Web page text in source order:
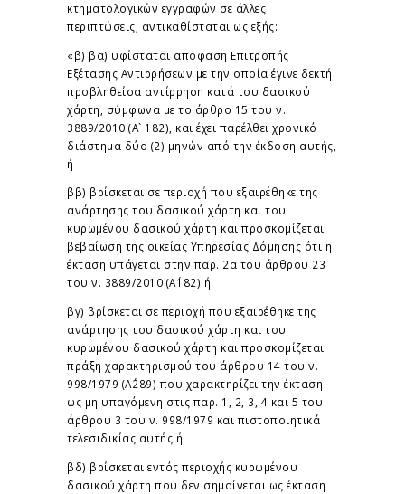
κτηματολογικών εγγραφών σε άλλες
περιπτώσεις, αντικαθίσταται ως εξής:
«β) βα) υφίσταται απόφαση Επιτροπής
Εξέτασης Αντιρρήσεων με την οποία έγινε δεκτή
προβληθείσα αντίρρηση κατά του δασικού
χάρτη, σύμφωνα με το άρθρο 15 του ν.
3889/2010 (Α` 182), και έχει παρέλθει χρονικό
διάστημα δύο (2) μηνών από την έκδοση αυτής,
ή
ββ) βρίσκεται σε περιοχή που εξαιρέθηκε της
ανάρτησης του δασικού χάρτη και του
κυρωμένου δασικού χάρτη και προσκομίζεται
βεβαίωση της οικείας Υπηρεσίας Δόμησης ότι η
έκταση υπάγεται στην παρ. 2α του άρθρου 23
του ν. 3889/2010 (Α΄182) ή
βγ) βρίσκεται σε περιοχή που εξαιρέθηκε της
ανάρτησης του δασικού χάρτη και του
κυρωμένου δασικού χάρτη και προσκομίζεται
πράξη χαρακτηρισμού του άρθρου 14 του ν.
998/1979 (Α΄289) που χαρακτηρίζει την έκταση
ως μη υπαγόμενη στις παρ. 1, 2, 3, 4 και 5 του
άρθρου 3 του ν. 998/1979 και πιστοποιητικά
τελεσιδικίας αυτής ή
βδ) βρίσκεται εντός περιοχής κυρωμένου
δασικού χάρτη που δεν σημαίνεται ως έκταση